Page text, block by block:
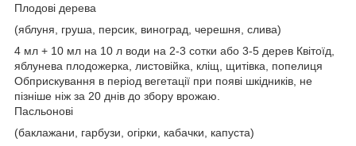
Плодові дерева
(яблуня, груша, персик, виноград, черешня, слива)
4 мл + 10 мл на 10 л води на 2-3 сотки або 3-5 дерев Квітоїд,
яблунева плодожерка, листовійка, кліщ, щитівка, попелиця
Обприскування в період вегетації при появі шкідників, не
пізніше ніж за 20 днів до збору врожаю.
Пасльонові
(баклажани, гарбузи, огірки, кабачки, капуста)